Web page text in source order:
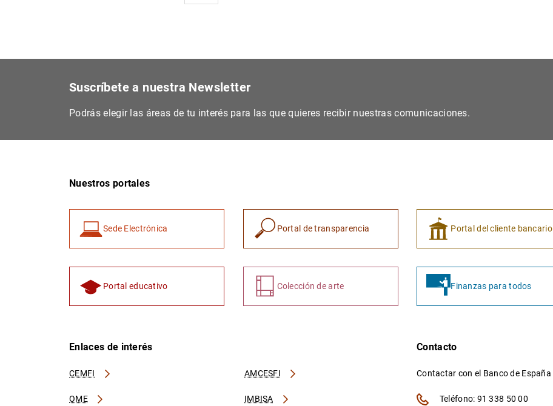
Suscríbete a nuestra Newsletter
Podrás elegir las áreas de tu interés para las que quieres recibir nuestras comunicaciones.
Nuestros portales
Sede Electrónica Portal de transparencia Portal del cliente bancario
Portal educativo Colección de arte Finanzas para todos
Enlaces de interés
CEMFI AMCESFI
OME IMBISA
Contacto
Contactar con el Banco de España
Teléfono: 91 338 50 00